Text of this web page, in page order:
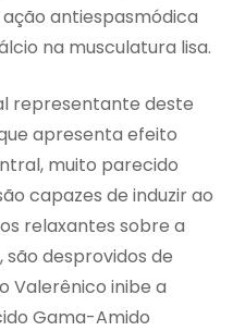
antiespasmódica
na musculatura lisa.
representante deste
apresenta efeito
muito parecido
capazes de induzir ao
relaxantes sobre a
desprovidos de
Valerênico inibe a
Gama-Amido